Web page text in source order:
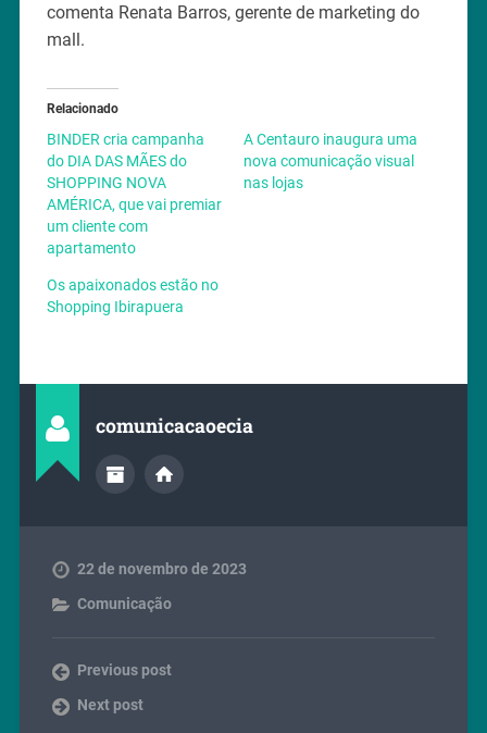
comenta Renata Barros, gerente de marketing do
mall.
Relacionado
BINDER cria campanha
do DIA DAS MÃES do
SHOPPING NOVA
AMÉRICA, que vai premiar
um cliente com
apartamento
A Centauro inaugura uma
nova comunicação visual
nas lojas
Os apaixonados estão no
Shopping Ibirapuera
comunicacaoecia
22 de novembro de 2023
Comunicação
Previous post
Next post